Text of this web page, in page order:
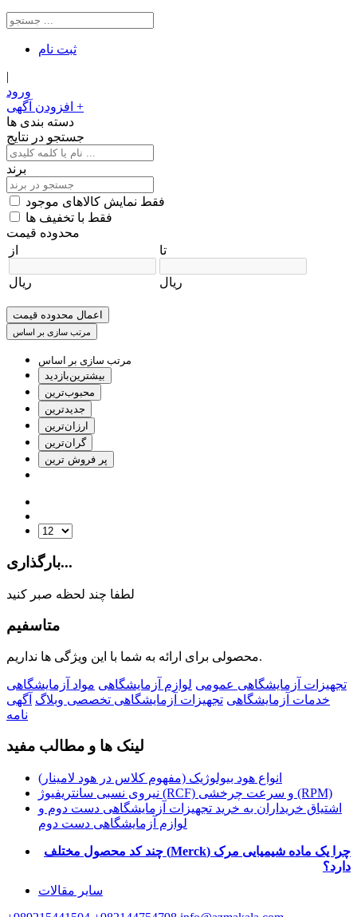
ثبت‌ نام
|
ورود
+
دسته بندی ها
جستجو در نتایج
برند
فقط نمایش کالاهای موجود
فقط با تخفیف ها
محدوده قیمت
از
ریال
تا
ریال
اعمال محدوده قیمت
مرتب سازی بر اساس
مرتب سازی بر اساس
بیشترین‌بازدید
محبوب‌ترین
جدیدترین
ارزان‌ترین
گران‌ترین
پر فروش ترین
بارگذاری...
لطفا چند لحظه صبر کنید
متاسفیم
محصولی برای ارائه به شما با این ویژگی ها نداریم.
تجهیزات آزمایشگاهی عمومی لوازم آزمایشگاهی مواد آزمایشگاهی
خدمات آزمایشگاهی تجهیزات آزمایشگاهی تخصصی وبلاگ آگهی
نامه
لینک ها و مطالب مفید
انواع هود بیولوژیک (مفهوم کلاس در هود لامینار)
نیروی نسبی سانتریفیوژ (RCF) و سرعت چرخشی (RPM)
اشتیاق خریداران به خرید تجهیزات آزمایشگاهی دست دوم و
لوازم آزمایشگاهی دست دوم
چرا یک ماده شیمیایی مرک (Merck)
چند کد محصول مختلف
دارد؟
سایر مقالات